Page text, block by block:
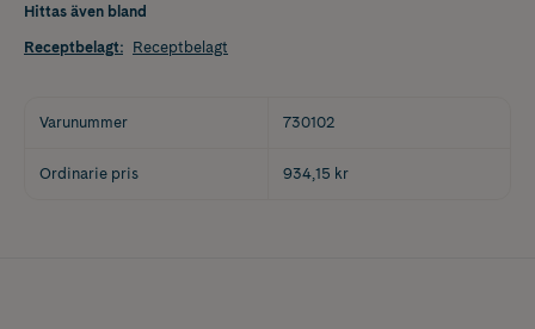
Hittas även bland
Receptbelagt: Receptbelagt
Varunummer 730102
Ordinarie pris 934,15 kr